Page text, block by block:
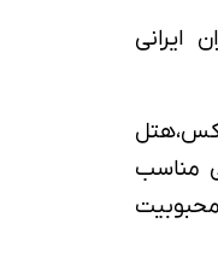
ایرانی
مناسب